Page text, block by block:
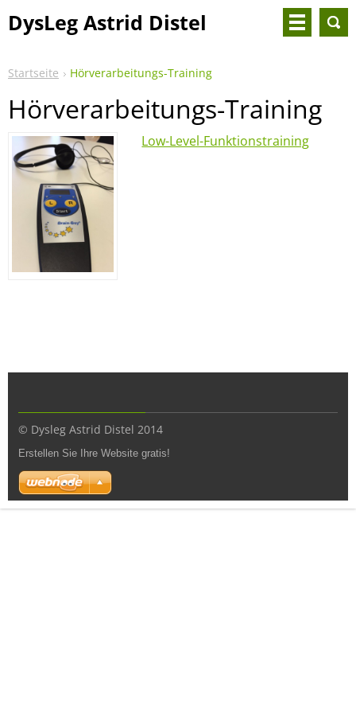
DysLeg Astrid Distel
Startseite Hörverarbeitungs-Training
Hörverarbeitungs-Training
Low-Level-Funktionstraining
© Dysleg Astrid Distel 2014
Erstellen Sie Ihre Website gratis!